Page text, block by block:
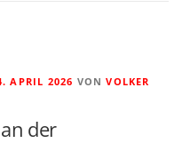
APRIL 2026 VONVOLKER
der